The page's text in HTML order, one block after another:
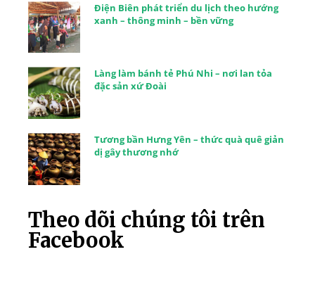
Điện Biên phát triển du lịch theo hướng
xanh – thông minh – bền vững
Làng làm bánh tẻ Phú Nhi – nơi lan tỏa
đặc sản xứ Đoài
Tương bần Hưng Yên – thức quà quê giản
dị gây thương nhớ
Theo dõi chúng tôi trên
Facebook